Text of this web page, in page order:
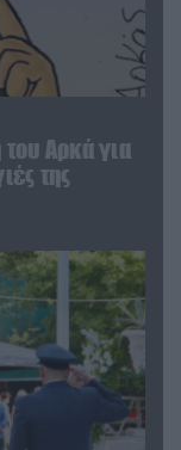
Αρκά για
της